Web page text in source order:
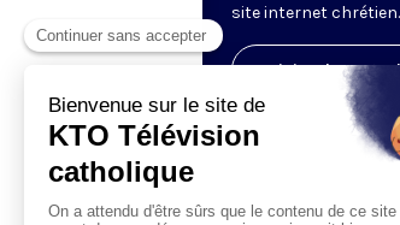
site internet chrétien.
Visiter la page